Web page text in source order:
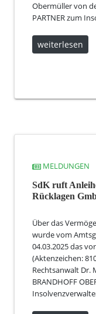
Obermüller von
PARTNER zum
weiterlesen
MELDUNGEN
SdK ruft
Rücklagen
Über das
wurde vom
04.03.2025 das
(Aktenzeichen:
Rechtsanwalt Dr.
BRANDHOFF